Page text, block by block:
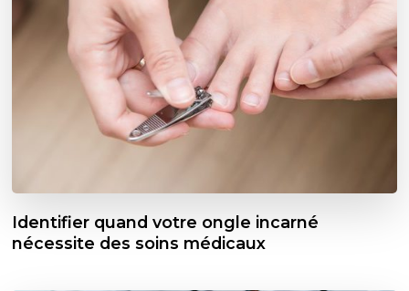
Identifier quand votre ongle incarné
nécessite des soins médicaux